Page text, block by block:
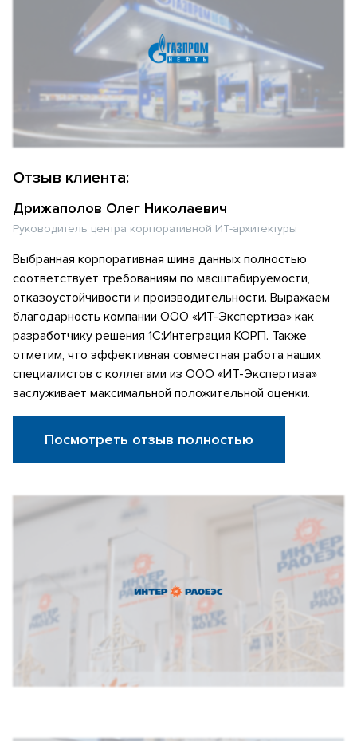
Отзыв клиента:
Дрижаполов Олег Николаевич
Руководитель центра корпоративной ИТ-архитектуры
Выбранная корпоративная шина данных полностью
соответствует требованиям по масштабируемости,
отказоустойчивости и производительности. Выражаем
благодарность компании ООО «ИТ-Экспертиза» как
разработчику решения 1С:Интеграция КОРП. Также
отметим, что эффективная совместная работа наших
специалистов с коллегами из ООО «ИТ-Экспертиза»
заслуживает максимальной положительной оценки.
Посмотреть отзыв полностью